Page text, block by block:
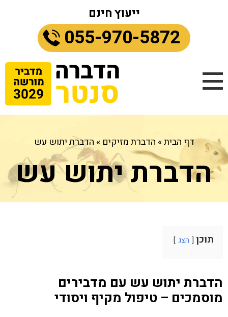
ייעוץ חינם
055-970-5872
דף הבית» הדברת מזיקים » הדברת יתוש עש
הדברת יתוש עש
תוכן הצג
הדברת יתוש עש עם מדבירים
מוסמכים – טיפול מקיף ויסודי